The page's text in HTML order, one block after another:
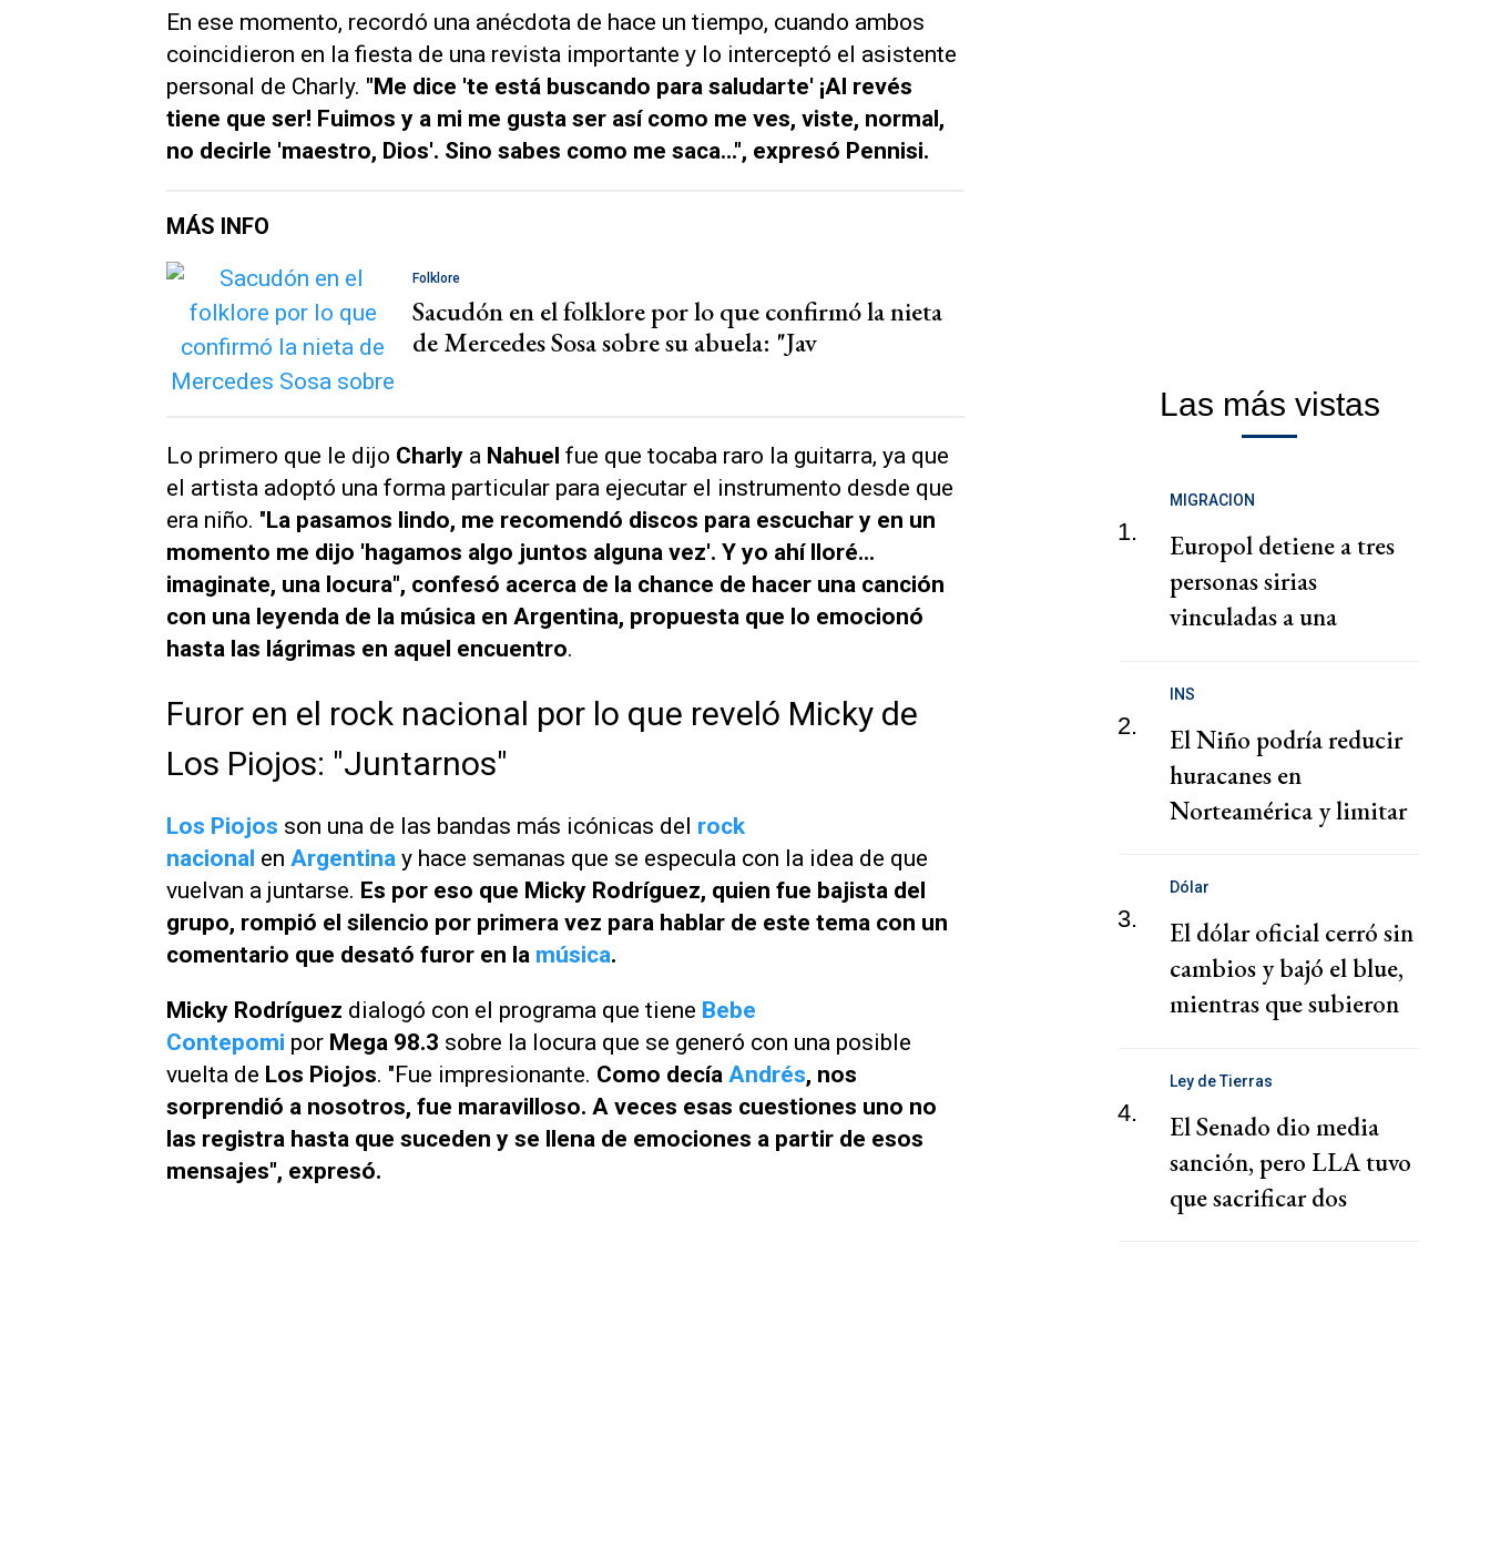
En ese momento, recordó una anécdota de hace un tiempo, cuando ambos
coincidieron en la fiesta de una revista importante y lo interceptó el asistente
personal de Charly. "Me dice 'te está buscando para saludarte' ¡Al revés
tiene que ser! Fuimos y a mi me gusta ser así como me ves, viste, normal,
no decirle 'maestro, Dios'. Sino sabes como me saca...", expresó Pennisi.
MÁS INFO
Folklore
Sacudón en el folklore por lo que confirmó la nieta
de Mercedes Sosa sobre su abuela: "Jav
Lo primero que le dijo Charly a Nahuel fue que tocaba raro la guitarra, ya que
el artista adoptó una forma particular para ejecutar el instrumento desde que
era niño. "La pasamos lindo, me recomendó discos para escuchar y en un
momento me dijo 'hagamos algo juntos alguna vez'. Y yo ahí lloré...
imaginate, una locura", confesó acerca de la chance de hacer una canción
con una leyenda de la música en Argentina, propuesta que lo emocionó
hasta las lágrimas en aquel encuentro.
Furor en el rock nacional por lo que reveló Micky de
Los Piojos: "Juntarnos"
Los Piojos son una de las bandas más icónicas del rock
nacional en Argentina y hace semanas que se especula con la idea de que
vuelvan a juntarse. Es por eso que Micky Rodríguez, quien fue bajista del
grupo, rompió el silencio por primera vez para hablar de este tema con un
comentario que desató furor en la música.
Micky Rodríguez dialogó con el programa que tiene Bebe
Contepomi por Mega 98.3 sobre la locura que se generó con una posible
vuelta de Los Piojos. "Fue impresionante. Como decía Andrés, nos
sorprendió a nosotros, fue maravilloso. A veces esas cuestiones uno no
las registra hasta que suceden y se llena de emociones a partir de esos
mensajes", expresó.
Las más vistas
1.
MIGRACION
Europol detiene a tres
personas sirias
vinculadas a una
de migrantes
2.
INS
El Niño podría reducir
huracanes en
Norteamérica y limitar
Zurich
3.
Dólar
El dólar oficial cerró sin
cambios y bajó el blue,
mientras que subieron
4.
Ley de Tierras
El Senado dio media
sanción, pero LLA tuvo
que sacrificar dos